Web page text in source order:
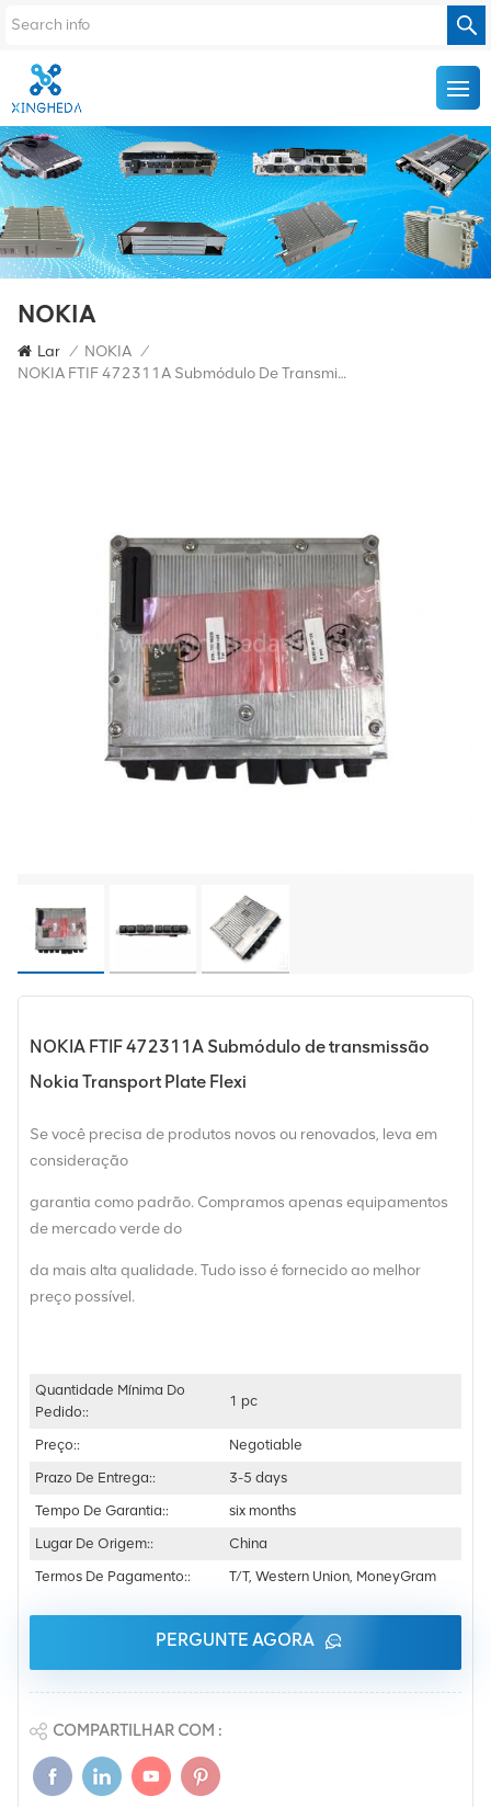
NOKIA
Lar / NOKIA /
NOKIA FTIF 472311A Submódulo De Transmissão Nokia Transport Plate Flexi
NOKIA FTIF 472311A Submódulo de transmissão
Nokia Transport Plate Flexi
Se você precisa de produtos novos ou renovados, leva em
consideração
garantia como padrão. Compramos apenas equipamentos
de mercado verde do
da mais alta qualidade. Tudo isso é fornecido ao melhor
preço possível.
Quantidade Mínima Do
Pedido::
1 pc
Preço::
Negotiable
Prazo De Entrega::
3-5 days
Tempo De Garantia::
six months
Lugar De Origem::
China
Termos De Pagamento::
T/T, Western Union, MoneyGram
PERGUNTE AGORA
COMPARTILHAR COM :